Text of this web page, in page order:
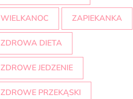
WIELKANOC ZAPIEKANKA
ZDROWA DIETA
ZDROWE JEDZENIE
ZDROWE PRZEKĄSKI